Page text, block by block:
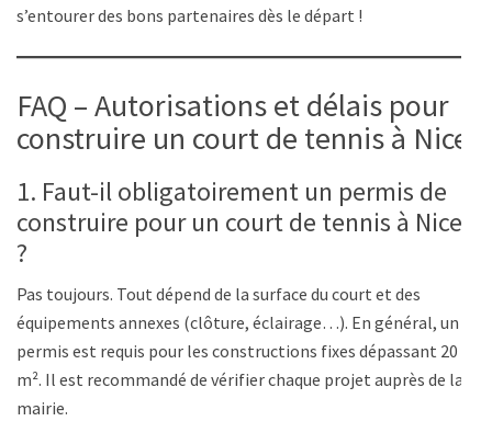
s’entourer des bons partenaires dès le départ !
FAQ – Autorisations et délais pour
construire un court de tennis à Nice
1. Faut-il obligatoirement un permis de
construire pour un court de tennis à Nice
?
Pas toujours. Tout dépend de la surface du court et des
équipements annexes (clôture, éclairage…). En général, un
permis est requis pour les constructions fixes dépassant 20
m². Il est recommandé de vérifier chaque projet auprès de la
mairie.